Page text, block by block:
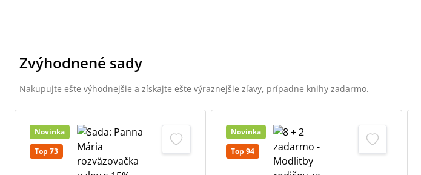
Zvýhodnené sady
Nakupujte ešte výhodnejšie a získajte ešte výraznejšie zľavy, prípadne knihy zadarmo.
Novinka
Top 73
Novinka
Top 94